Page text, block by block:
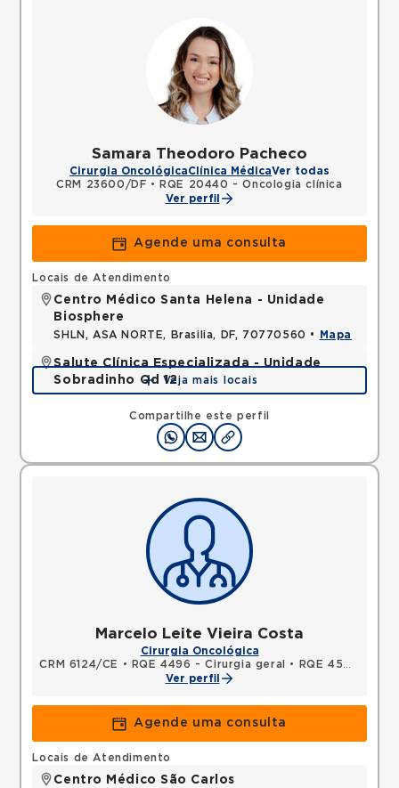
Samara Theodoro Pacheco
Cirurgia OncológicaClínica MédicaVer todas
CRM 23600/DF •
RQE 20440 - Oncologia clínica
Ver perfil
Agende uma consulta
Compartilhe este perfil
Locais de Atendimento
Centro Médico Santa Helena - Unidade
Biosphere
SHLN, ASA NORTE, Brasilia, DF, 70770560 • Mapa
Salute Clínica Especializada - Unidade
Sobradinho Qd 12
QUADRA, SOBRADINHO, Brasilia, DF, 73010120 •
Veja mais locais
Marcelo Leite Vieira Costa
Cirurgia Oncológica
CRM 6124/CE
• RQE 4496 - Cirurgia geral •
RQE 4509 - Cancerologia/cancerologia cirúrgica
Ver perfil
Agende uma consulta
Locais de Atendimento
Centro Médico São Carlos